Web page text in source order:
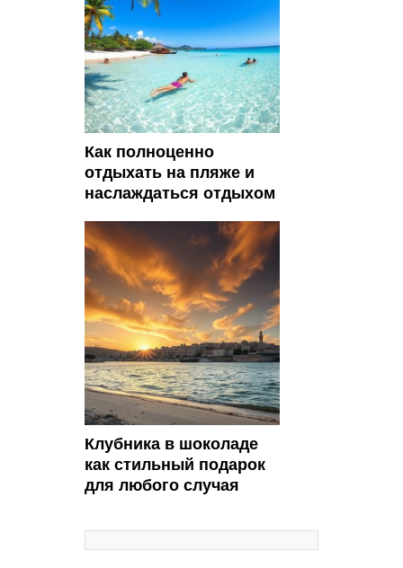
Как полноценно
отдыхать на пляже и
наслаждаться отдыхом
Клубника в шоколаде
как стильный подарок
для любого случая